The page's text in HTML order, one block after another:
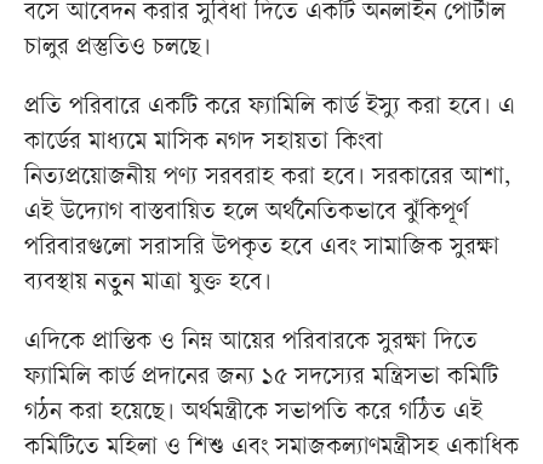
বসে আবেদন করার সুবিধা দিতে একটি অনলাইন পোর্টাল
চালুর প্রস্তুতিও চলছে।
প্রতি পরিবারে একটি করে ফ্যামিলি কার্ড ইস্যু করা হবে। এ
কার্ডের মাধ্যমে মাসিক নগদ সহায়তা কিংবা
নিত্যপ্রয়োজনীয় পণ্য সরবরাহ করা হবে। সরকারের আশা,
এই উদ্যোগ বাস্তবায়িত হলে অর্থনৈতিকভাবে ঝুঁকিপূর্ণ
পরিবারগুলো সরাসরি উপকৃত হবে এবং সামাজিক সুরক্ষা
ব্যবস্থায় নতুন মাত্রা যুক্ত হবে।
এদিকে প্রান্তিক ও নিম্ন আয়ের পরিবারকে সুরক্ষা দিতে
ফ্যামিলি কার্ড প্রদানের জন্য ১৫ সদস্যের মন্ত্রিসভা কমিটি
গঠন করা হয়েছে। অর্থমন্ত্রীকে সভাপতি করে গঠিত এই
কমিটিতে মহিলা ও শিশু এবং সমাজকল্যাণমন্ত্রীসহ একাধিক